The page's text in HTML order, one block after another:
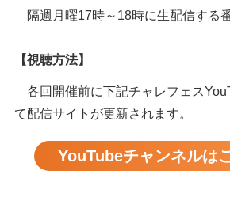
隔週月曜17時～18時に生配信する
【視聴方法】
各回開催前に下記チャレフェス
て配信サイトが更新されます。
YouTubeチャンネルは